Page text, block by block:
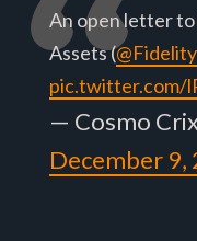
An open letter
Assets (@Fidelity
pic.twitter.com/
— Cosmo
December 9,